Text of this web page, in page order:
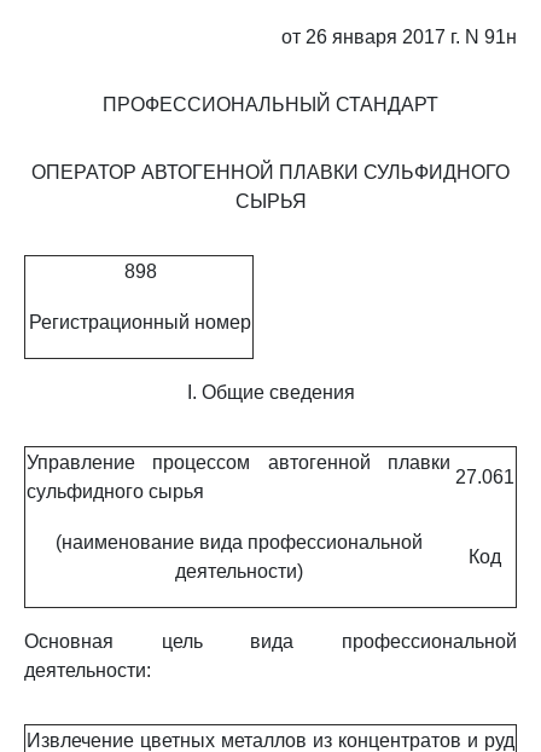
от 26 января 2017 г. N 91н
ПРОФЕССИОНАЛЬНЫЙ СТАНДАРТ
ОПЕРАТОР АВТОГЕННОЙ ПЛАВКИ СУЛЬФИДНОГО
СЫРЬЯ
898
Регистрационный номер
I. Общие сведения
Управление процессом автогенной плавки
сульфидного сырья
27.061
(наименование вида профессиональной
деятельности)
Код
Основная цель вида профессиональной
деятельности:
Извлечение цветных металлов из концентратов и руд